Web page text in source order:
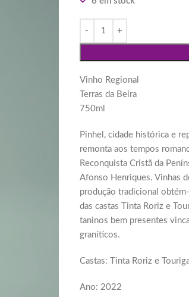
Vinho Regional
Terras da Beira
750ml
Pinhel, cidade histórica e
remonta aos tempos
Reconquista Cristã da
Afonso Henriques. Vinhas
produção tradicional
das castas Tinta Roriz e
taninos bem presentes
graníticos.
Castas: Tinta Roriz e
Ano: 2022